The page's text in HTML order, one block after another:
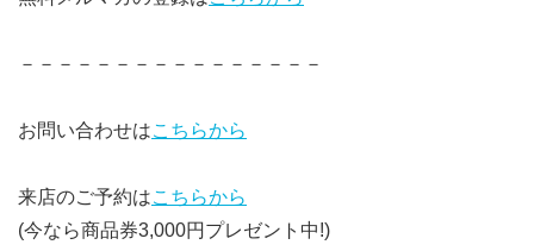
－－－－－－－－－－－－－－－－
お問い合わせはこちらから
来店のご予約はこちらから
(今なら商品券3,000円プレゼント中!)